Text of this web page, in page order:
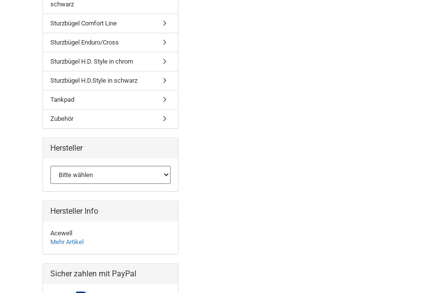
schwarz
Sturzbügel Comfort Line
Sturzbügel Enduro/Cross
Sturzbügel H.D. Style in chrom
Sturzbügel H.D.Style in schwarz
Tankpad
Zubehör
Hersteller
Hersteller Info
Acewell
Mehr Artikel
Sicher zahlen mit PayPal